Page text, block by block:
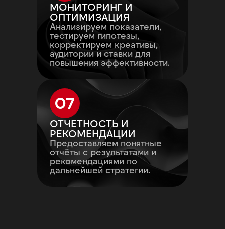
МОНИТОРИНГ И
ОПТИМИЗАЦИЯ
Анализируем показатели,
тестируем гипотезы,
корректируем креативы,
аудитории и ставки для
повышения эффективности.
07
ОТЧЕТНОСТЬ И
РЕКОМЕНДАЦИИ
Предоставляем понятные
отчёты с результатами и
рекомендациями по
дальнейшей стратегии.